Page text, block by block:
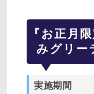
『お正月
みグリー
実施期間